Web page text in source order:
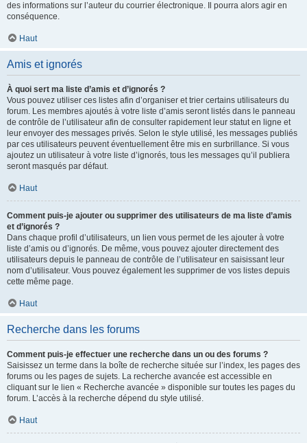
des informations sur l’auteur du courrier électronique. Il pourra alors agir en
conséquence.
Haut
Amis et ignorés
À quoi sert ma liste d’amis et d’ignorés ?
Vous pouvez utiliser ces listes afin d’organiser et trier certains utilisateurs du
forum. Les membres ajoutés à votre liste d’amis seront listés dans le panneau
de contrôle de l’utilisateur afin de consulter rapidement leur statut en ligne et
leur envoyer des messages privés. Selon le style utilisé, les messages publiés
par ces utilisateurs peuvent éventuellement être mis en surbrillance. Si vous
ajoutez un utilisateur à votre liste d’ignorés, tous les messages qu’il publiera
seront masqués par défaut.
Haut
Comment puis-je ajouter ou supprimer des utilisateurs de ma liste d’amis
et d’ignorés ?
Dans chaque profil d’utilisateurs, un lien vous permet de les ajouter à votre
liste d’amis ou d’ignorés. De même, vous pouvez ajouter directement des
utilisateurs depuis le panneau de contrôle de l’utilisateur en saisissant leur
nom d’utilisateur. Vous pouvez également les supprimer de vos listes depuis
cette même page.
Haut
Recherche dans les forums
Comment puis-je effectuer une recherche dans un ou des forums ?
Saisissez un terme dans la boîte de recherche située sur l’index, les pages des
forums ou les pages de sujets. La recherche avancée est accessible en
cliquant sur le lien « Recherche avancée » disponible sur toutes les pages du
forum. L’accès à la recherche dépend du style utilisé.
Haut